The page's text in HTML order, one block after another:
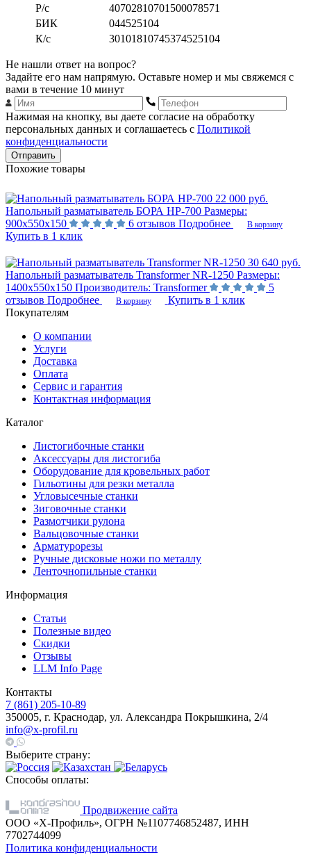
Р/с
40702810701500078571
БИК
044525104
К/с
30101810745374525104
Не нашли ответ на вопрос?
Задайте его нам напрямую. Оставьте номер и мы свяжемся с
вами в течение 10 минут
Нажимая на кнопку, вы даете согласие на обработку
персональных данных и соглашаетесь с Политикой
конфиденциальности
Отправить
Похожие товары
22 000 руб.
Напольный разматыватель БОРА НР-700 Размеры:
900х550х150
6 отзывов Подробнее В корзину
Купить в 1 клик
30 640 руб.
Напольный разматыватель Transformer NR-1250 Размеры:
1400х550х150 Производитель: Transformer
5
отзывов Подробнее В корзину
Купить в 1 клик
Покупателям
О компании
Услуги
Доставка
Оплата
Сервис и гарантия
Контактная информация
Каталог
Листогибочные станки
Аксессуары для листогиба
Оборудование для кровельных работ
Гильотины для резки металла
Угловысечные станки
Зиговочные станки
Размотчики рулона
Вальцовочные станки
Арматурорезы
Ручные дисковые ножи по металлу
Ленточнопильные станки
Информация
Статьи
Полезные видео
Скидки
Отзывы
LLM Info Page
Контакты
7 (861) 205-10-89
350005, г. Краснодар, ул. Александра Покрышкина, 2/4
info@x-profil.ru
Выберите страну:
Способы оплаты:
Продвижение сайта
ООО «Х-Профиль», ОГРН №1107746852487, ИНН
7702744099
Политика конфиденциальности